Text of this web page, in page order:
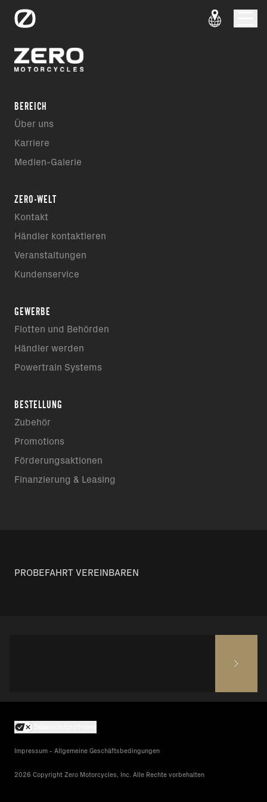
BEREICH
Über uns
Karriere
Medien-Galerie
ZERO-WELT
Kontakt
Händler kontaktieren
Veranstaltungen
Kundenservice
GEWERBE
Flotten und Behörden
Händler werden
Powertrain Systems
BESTELLUNG
Zubehör
Promotions
Förderungsaktionen
Finanzierung & Leasing
PROBEFAHRT VEREINBAREN
Impressum - Allgemeine Geschäftsbedingungen
2026 Copyright Zero Motorcycles, Inc. Alle Rechte vorbehalten